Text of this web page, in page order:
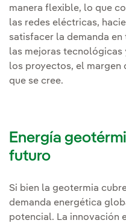
manera flexible, lo que
las redes eléctricas,
satisfacer la demanda
las mejoras tecnológicas
los proyectos, el margen
que se cree.
Energía
futuro
Si bien la geotermia
demanda energética
potencial. La innovación